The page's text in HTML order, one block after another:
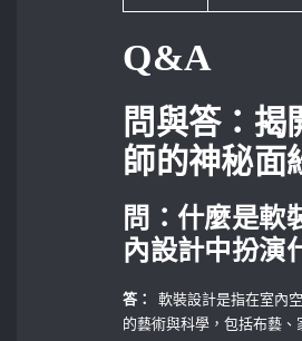
Q&A
問與答：揭
師的神秘面
問：什麼是軟
內設計中扮演
答：
軟裝設計是指在室內
的藝術與科學，包括布藝